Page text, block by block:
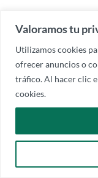
Valoramos tu
Utilizamos cookies
ofrecer anuncios o
tráfico. Al hacer clic
cookies.